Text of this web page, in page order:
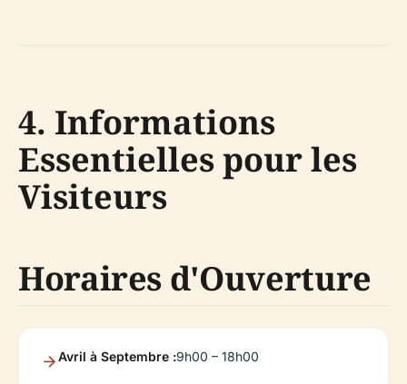
4. Informations
Essentielles pour les
Visiteurs
Horaires d'Ouverture
Avril à Septembre :9h00 – 18h00